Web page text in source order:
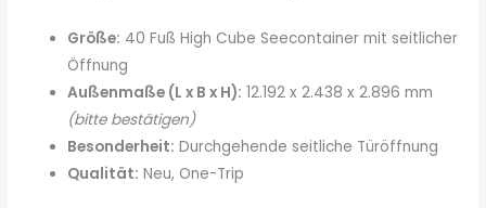
Größe: 40 Fuß High Cube Seecontainer mit seitlicher
Öffnung
Außenmaße (L x B x H): 12.192 x 2.438 x 2.896 mm
(bitte bestätigen)
Besonderheit: Durchgehende seitliche Türöffnung
Qualität: Neu, One-Trip